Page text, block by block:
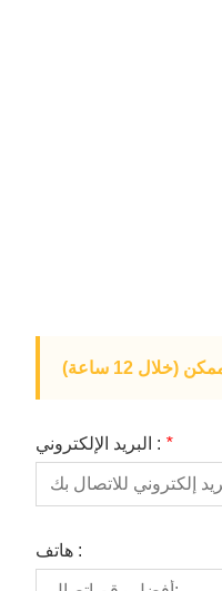
12 ساعة)
البريد الإلكتروني : *
هاتف :